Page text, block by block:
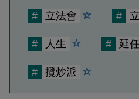
# 立法會 #
# 人生 # 延
# 攬炒派